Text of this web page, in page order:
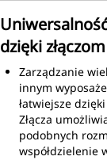
Chroń
zużycie obszary
osprzętu do prac
.
krawędzi i
części łyżki,
narażone na
i przechodzenie
Zmniejsz koszty
dzięki złączom
Zarządzanie
innym
łatwiejsze
Złącza
podobnych
współdzielenie